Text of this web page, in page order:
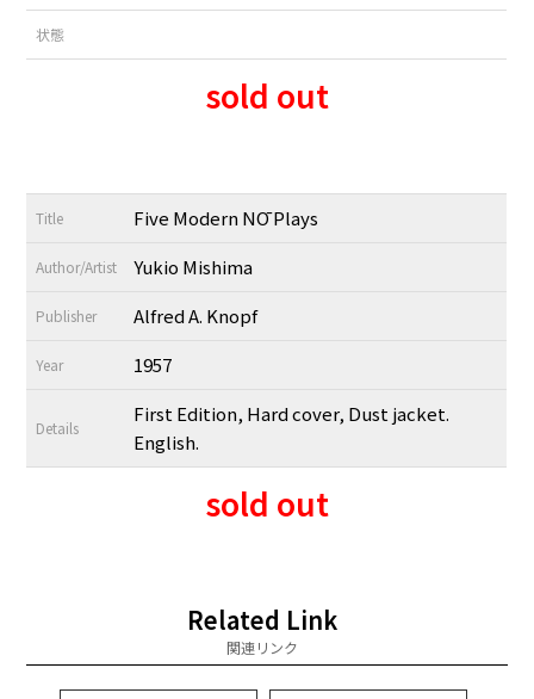
状態
sold out
Title Five Modern NŌ Plays
Author/Artist Yukio Mishima
Publisher Alfred A. Knopf
Year 1957
Details
First Edition, Hard cover, Dust jacket.
English.
sold out
Related Link
関連リンク